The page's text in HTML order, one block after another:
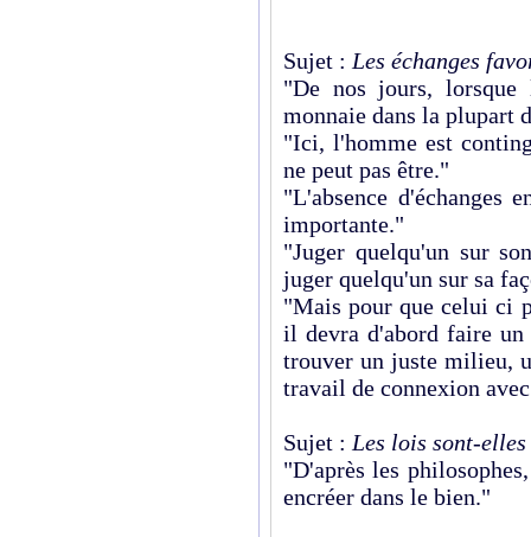
Sujet : Les échanges
"De nos jours,
monnaie dans la plupart
"Ici, l'homme est
ne peut pas être."
"L'absence d'échanges
importante."
"Juger quelqu'un sur
juger quelqu'un sur sa
"Mais pour que celui ci
il devra d'abord faire
trouver un juste milieu,
travail de connexion
Sujet : Les lois sont-
"D'après les
encréer dans le bien."